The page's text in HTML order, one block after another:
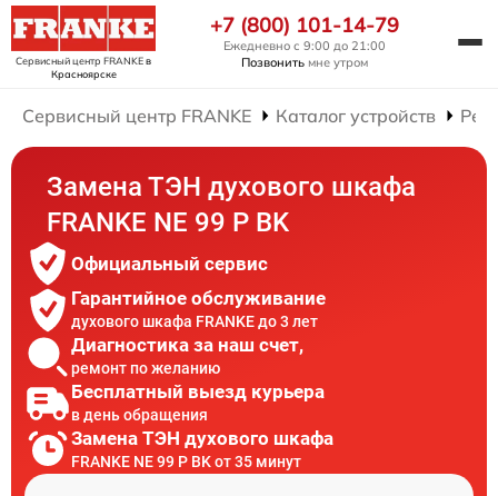
Сервисный центр FRANKEв
Красноярске
+7 (800) 101-14-79
Ежедневно с 9:00 до 21:00
Позвонить мне утром
Сервисный центр FRANKE Каталог устройств
Замена ТЭН духового шкафа
FRANKE NE 99 P BK
Официальный сервис
Гарантийное обслуживание
духового шкафа FRANKE до 3 лет
Диагностика за наш счет,
ремонт по желанию
Бесплатный выезд курьера
в день обращения
Замена ТЭН духового шкафа
FRANKE NE 99 P BK от 35 минут